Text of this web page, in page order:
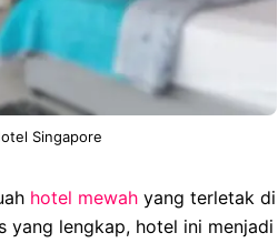
Singapore
hotel mewah yang terletak di
yang lengkap, hotel ini menjadi